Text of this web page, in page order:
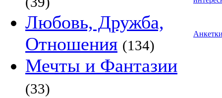
Любовь, Дружба,
Отношения (134)
Мечты и Фантазии
(33)